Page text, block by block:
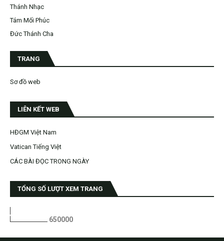
Thánh Nhạc
Tám Mối Phúc
Đức Thánh Cha
TRANG
Sơ đồ web
LIÊN KẾT WEB
HĐGM Việt Nam
Vatican Tiếng Việt
CÁC BÀI ĐỌC TRONG NGÀY
TỔNG SỐ LƯỢT XEM TRANG
650000